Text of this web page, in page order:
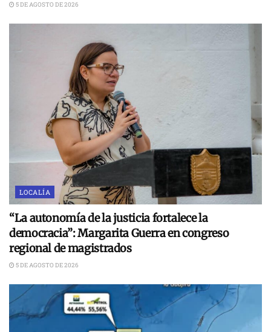
5 DE AGOSTO DE 2026
LOCALÍA
“La autonomía de la justicia fortalece la
democracia”: Margarita Guerra en congreso
regional de magistrados
5 DE AGOSTO DE 2026